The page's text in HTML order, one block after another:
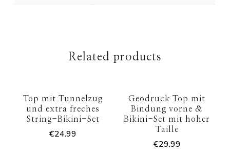
Related products
Top mit Tunnelzug
und extra freches
String-Bikini-Set
€24.99
Geodruck Top mit
Bindung vorne &
Bikini-Set mit hoher
Taille
€29.99